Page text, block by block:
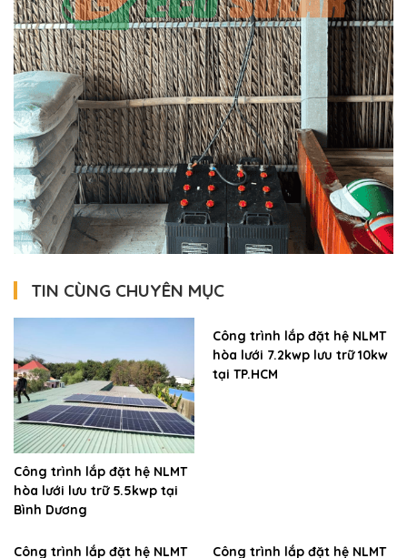
TIN CÙNG CHUYÊN MỤC
Công trình lắp đặt hệ NLMT
hòa lưới lưu trữ 5.5kwp tại
Bình Dương
Công trình lắp đặt hệ NLMT
hòa lưới 7.2kwp lưu trữ 10kw
tại TP.HCM
Công trình lắp đặt hệ NLMT
Công trình lắp đặt hệ NLMT